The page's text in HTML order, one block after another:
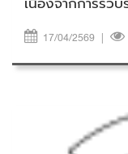
สิงหาคม 2564
17/04/2569 |